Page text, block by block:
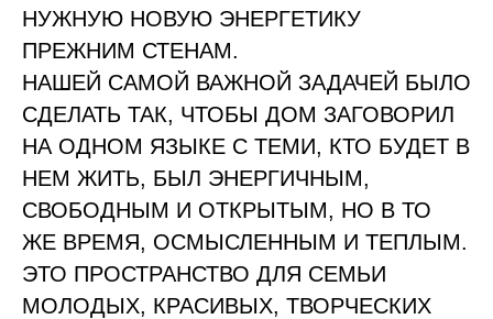
НУЖНУЮ НОВУЮ ЭНЕРГЕТИКУ
ПРЕЖНИМ СТЕНАМ.
НАШЕЙ САМОЙ ВАЖНОЙ ЗАДАЧЕЙ БЫЛО
СДЕЛАТЬ ТАК, ЧТОБЫ ДОМ ЗАГОВОРИЛ
НА ОДНОМ ЯЗЫКЕ С ТЕМИ, КТО БУДЕТ В
НЕМ ЖИТЬ, БЫЛ ЭНЕРГИЧНЫМ,
СВОБОДНЫМ И ОТКРЫТЫМ, НО В ТО
ЖЕ ВРЕМЯ, ОСМЫСЛЕННЫМ И ТЕПЛЫМ.
ЭТО ПРОСТРАНСТВО ДЛЯ СЕМЬИ
МОЛОДЫХ, КРАСИВЫХ, ТВОРЧЕСКИХ